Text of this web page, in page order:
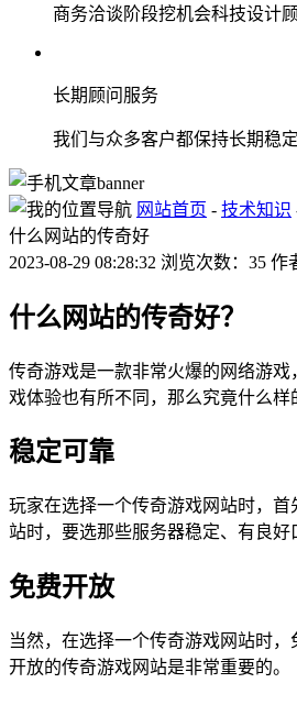
商务洽谈阶段挖机会科技设计
长期顾问服务
我们与众多客户都保持长期稳
网站首页 - 技术知识
什么网站的传奇好
2023-08-29 08:28:32 浏览次数：35
什么网站的传奇好？
传奇游戏是一款非常火爆的网络游
戏体验也有所不同，那么究竟什么
稳定可靠
玩家在选择一个传奇游戏网站时，
站时，要选那些服务器稳定、有良好
免费开放
当然，在选择一个传奇游戏网站时
开放的传奇游戏网站是非常重要的。